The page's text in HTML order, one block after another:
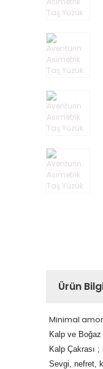
Ürün
Minimal
Kalp ve Boğaz
Kalp Çakrası
Sevgi, nefret,